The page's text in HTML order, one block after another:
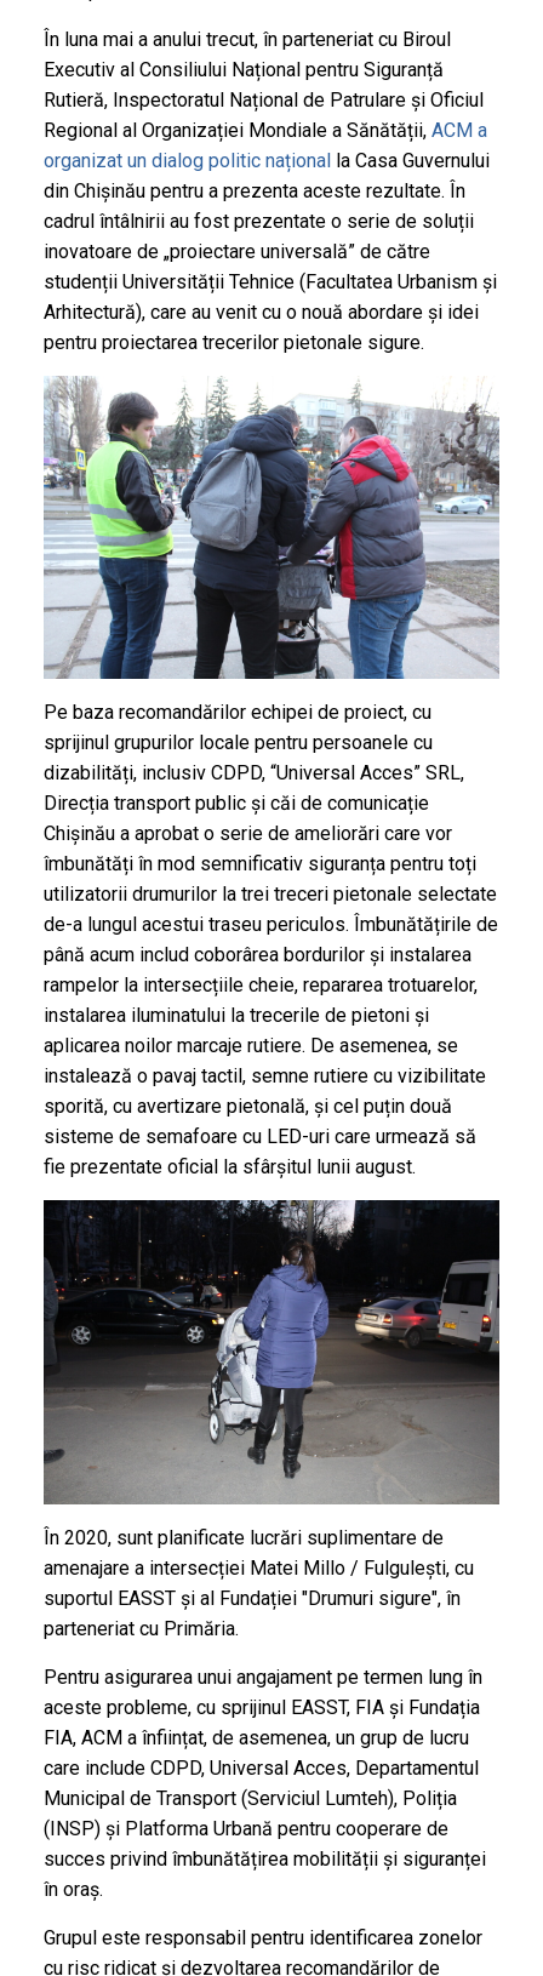
În luna mai a anului trecut, în parteneriat cu Biroul
Executiv al Consiliului Național pentru Siguranță
Rutieră, Inspectoratul Național de Patrulare și Oficiul
Regional al Organizației Mondiale a Sănătății, ACM a
organizat un dialog politic național la Casa Guvernului
din Chișinău pentru a prezenta aceste rezultate. În
cadrul întâlnirii au fost prezentate o serie de soluții
inovatoare de „proiectare universală” de către
studenții Universității Tehnice (Facultatea Urbanism și
Arhitectură), care au venit cu o nouă abordare și idei
pentru proiectarea trecerilor pietonale sigure.
Pe baza recomandărilor echipei de proiect, cu
sprijinul grupurilor locale pentru persoanele cu
dizabilități, inclusiv CDPD, “Universal Acces” SRL,
Direcția transport public și căi de comunicație
Chișinău a aprobat o serie de ameliorări care vor
îmbunătăți în mod semnificativ siguranța pentru toți
utilizatorii drumurilor la trei treceri pietonale selectate
de-a lungul acestui traseu periculos. Îmbunătățirile de
până acum includ coborârea bordurilor și instalarea
rampelor la intersecțiile cheie, repararea trotuarelor,
instalarea iluminatului la trecerile de pietoni și
aplicarea noilor marcaje rutiere. De asemenea, se
instalează o pavaj tactil, semne rutiere cu vizibilitate
sporită, cu avertizare pietonală, și cel puțin două
sisteme de semafoare cu LED-uri care urmează să
fie prezentate oficial la sfârșitul lunii august.
În 2020, sunt planificate lucrări suplimentare de
amenajare a intersecției Matei Millo / Fulgulești, cu
suportul EASST și al Fundației "Drumuri sigure", în
parteneriat cu Primăria.
Pentru asigurarea unui angajament pe termen lung în
aceste probleme, cu sprijinul EASST, FIA și Fundația
FIA, ACM a înființat, de asemenea, un grup de lucru
care include CDPD, Universal Acces, Departamentul
Municipal de Transport (Serviciul Lumteh), Poliția
(INSP) și Platforma Urbană pentru cooperare de
succes privind îmbunătățirea mobilității și siguranței
în oraș.
Grupul este responsabil pentru identificarea zonelor
cu risc ridicat și dezvoltarea recomandărilor de